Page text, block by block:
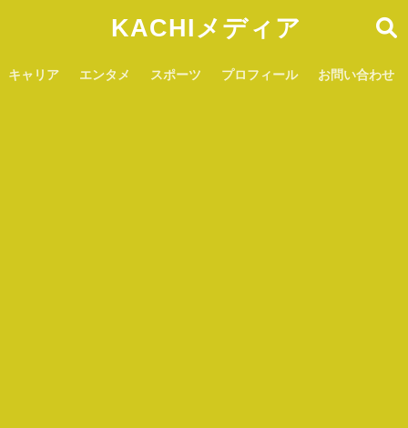
KACHIメディア
キャリア エンタメ スポーツ プロフィール お問い合わせ